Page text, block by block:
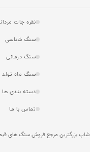
نقره جات
سنگ شناسی
سنگ درمانی
سنگ ماه تولد
دسته بندی ها
تماس با ما
شاپ بزرگترین مرجع فروش سنگ های